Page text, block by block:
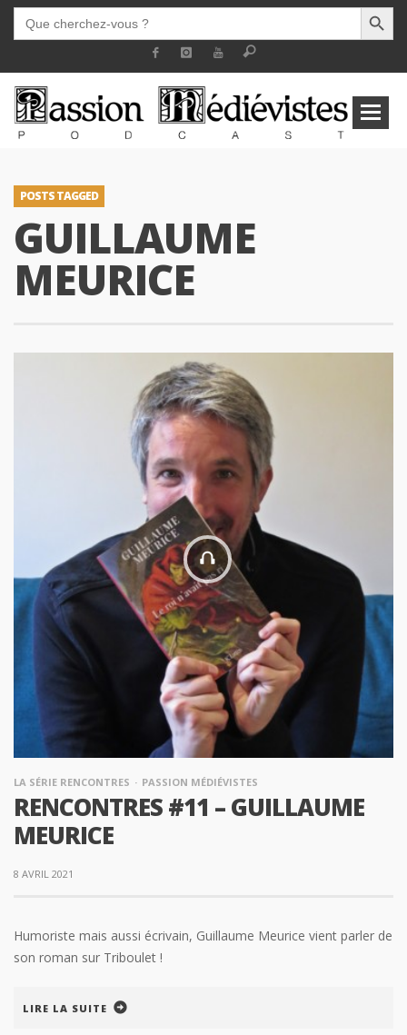
SEARCH
FOR:
SEARCH
POSTS TAGGED
GUILLAUME
MEURICE
LA SÉRIE RENCONTRES PASSION MÉDIÉVISTES
RENCONTRES #11 – GUILLAUME
MEURICE
8 AVRIL 2021
Humoriste mais aussi écrivain, Guillaume Meurice vient parler de
son roman sur Triboulet !
LIRE LA SUITE